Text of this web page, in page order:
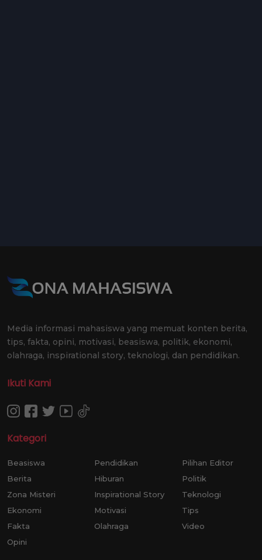
Media informasi mahasiswa yang memuat konten berita,
tips, fakta, opini, motivasi, beasiswa, politik, ekonomi,
olahraga, inspirational story, teknologi, dan pendidikan.
Ikuti Kami
Kategori
Beasiswa
Berita
Zona Misteri
Ekonomi
Fakta
Opini
Pendidikan
Hiburan
Inspirational Story
Motivasi
Olahraga
Pilihan Editor
Politik
Teknologi
Tips
Video